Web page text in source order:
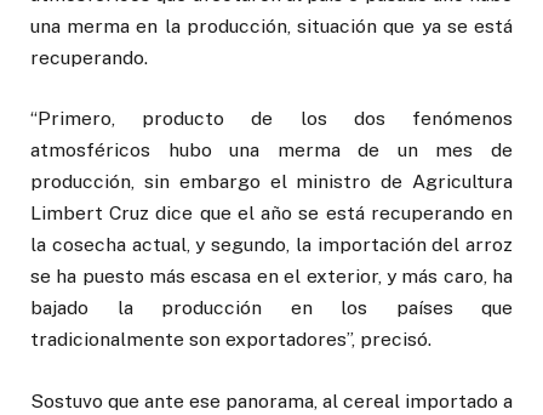
una merma en la producción, situación que ya se está
recuperando.
“Primero, producto de los dos fenómenos
atmosféricos hubo una merma de un mes de
producción, sin embargo el ministro de Agricultura
Limbert Cruz dice que el año se está recuperando en
la cosecha actual, y segundo, la importación del arroz
se ha puesto más escasa en el exterior, y más caro, ha
bajado la producción en los países que
tradicionalmente son exportadores”, precisó.
Sostuvo que ante ese panorama, al cereal importado a